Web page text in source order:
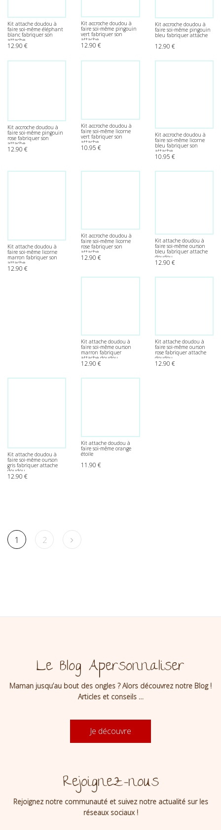
Kit attache doudou à
faire soi-même éléphant
blanc fabriquer son
attache
12.90 €
Kit accroche doudou à
faire soi-même pingouin
vert fabriquer son
attache
12.90€
Kit accroche doudou à
faire soi-même pingouin
bleu fabriquer attache
12.90 €
Kit accroche doudou à
faire soi-même pingouin
rose fabriquer son
attache
12.90 €
Kit accroche doudou à
faire soi-même licorne
vert fabriquer son
attache
10.95€
Kit accroche doudou à
faire soi-même licorne
bleu fabriquer son
attache
10.95 €
Kit attache doudou à
faire soi-même licorne
marron fabriquer son
attache
12.90 €
Kit accroche doudou à
faire soi-même licorne
rose fabriquer son
attache
12.90€
Kit attache doudou à
faire soi-même ourson
bleu fabriquer attache
doudou
12.90 €
Kit attache doudou à
faire soi-même ourson
marron fabriquer
attache doudou
12.90€
Kit attache doudou à
faire soi-même ourson
rose fabriquer attache
doudou
12.90 €
Kit attache doudou à
faire soi-même ourson
gris fabriquer attache
doudou
12.90 €
Kit attache doudou à
faire soi-même orange
étoile
11.90€
1 2
Le Blog Apersonnaliser
Maman jusqu’au bout des ongles ? Alors découvrez notre Blog !
Articles et conseils …
Je découvre
Rejoignez-nous
Rejoignez notre communauté et suivez notre actualité sur les
réseaux sociaux !